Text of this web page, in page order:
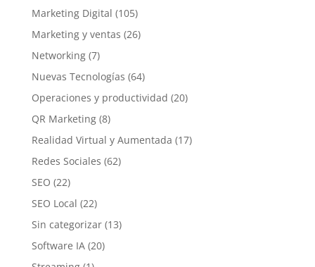
Marketing Digital (105)
Marketing y ventas (26)
Networking(7)
Nuevas Tecnologías (64)
Operaciones y productividad (20)
QR Marketing(8)
Realidad Virtual y Aumentada (17)
Redes Sociales (62)
SEO (22)
SEO Local (22)
Sin categorizar(13)
Software IA(20)